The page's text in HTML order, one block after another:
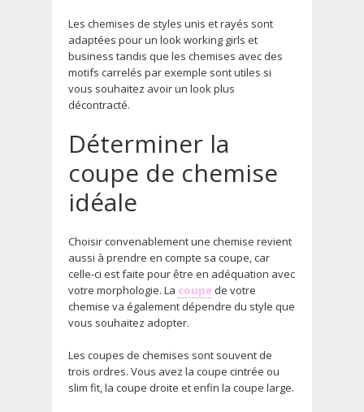
Les chemises de styles unis et rayés sont
adaptées pour un look working girls et
business tandis que les chemises avec des
motifs carrelés par exemple sont utiles si
vous souhaitez avoir un look plus
décontracté.
Déterminer la
coupe de chemise
idéale
Choisir convenablement une chemise revient
aussi à prendre en compte sa coupe, car
celle-ci est faite pour être en adéquation avec
votre morphologie. La coupe de votre
chemise va également dépendre du style que
vous souhaitez adopter.
Les coupes de chemises sont souvent de
trois ordres. Vous avez la coupe cintrée ou
slim fit, la coupe droite et enfin la coupe large.